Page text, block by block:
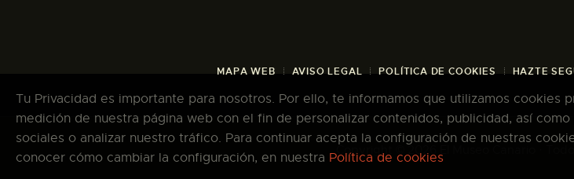
MAPA WEB AVISO LEGAL POLÍTICA DE COOKIES HAZTE
Copyright © 2026 El Museo Canario ·
Tu Privacidad es importante para nosotros. Por ello, te informamos que utilizamos cookies
medición de nuestra página web con el fin de personalizar contenidos, publicidad, así
sociales o analizar nuestro tráfico. Para continuar acepta la configuración de nuestras
conocer cómo cambiar la configuración, en nuestra Política de cookies